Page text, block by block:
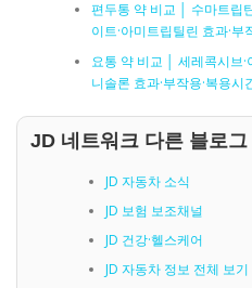
편두통 약 비교 │ 수마트립
이트·아미트립틸린 효과·부
요통 약 비교 │ 세레콕시브·
니솔론 효과·부작용·복용시
JD 네트워크 다른 블로그
JD 자동차 소식
JD 보험 보조채널
JD 건강·헬스케어
JD 자동차 정보 전체 보기